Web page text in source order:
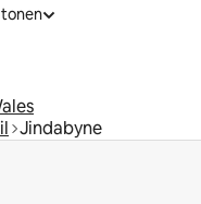
Jindabyne